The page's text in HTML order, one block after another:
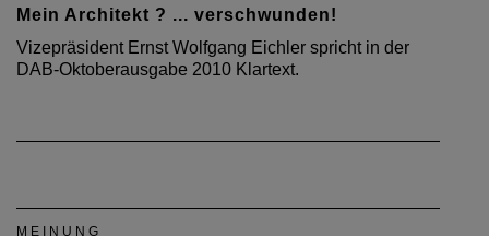
Mein Architekt ? ... verschwunden!
Vizepräsident Ernst Wolfgang Eichler spricht in der
DAB-Oktoberausgabe 2010 Klartext.
MEINUNG